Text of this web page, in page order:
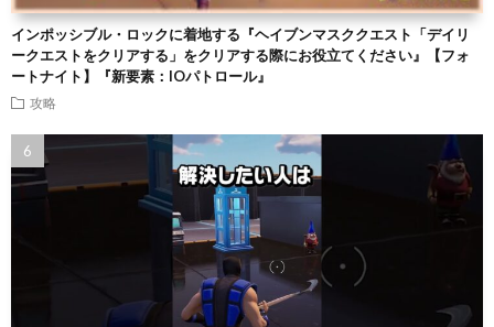
インポッシブル・ロックに着地する『ヘイブンマスククエスト「デイリ
ークエストをクリアする」をクリアする際にお役立てください』【フォ
ートナイト】『新要素：IOパトロール』
攻略